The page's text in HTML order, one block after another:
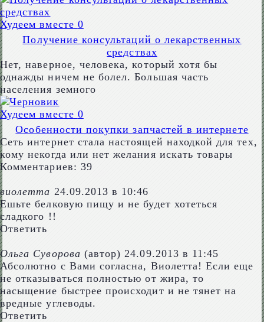
Худеем вместе 0
Получение консультаций о лекарственных
средствах
Нет, наверное, человека, который хотя бы
однажды ничем не болел. Большая часть
населения земного
Худеем вместе 0
Особенности покупки запчастей в интернете
Сеть интернет стала настоящей находкой для тех,
кому некогда или нет желания искать товары
Комментариев: 39
виолетта 24.09.2013 в 10:46
Ешьте белковую пищу и не будет хотеться
сладкого !!
Ответить
Ольга Суворова (автор) 24.09.2013 в 11:45
Абсолютно с Вами согласна, Виолетта! Если еще
не отказываться полностью от жира, то
насыщение быстрее происходит и не тянет на
вредные углеводы.
Ответить